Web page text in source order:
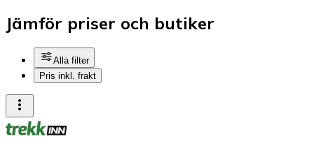
Jämför priser och butiker
Alla filter
Pris inkl. frakt